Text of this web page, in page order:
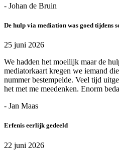
- Johan de Bruin
De hulp via mediation was goed tijdens
25 juni 2026
We hadden het moeilijk maar de
mediatorkaart kregen we iemand
nummer bestempelde. Veel tijd
het met me meedenken. Enorm
- Jan Maas
Erfenis eerlijk gedeeld
22 juni 2026